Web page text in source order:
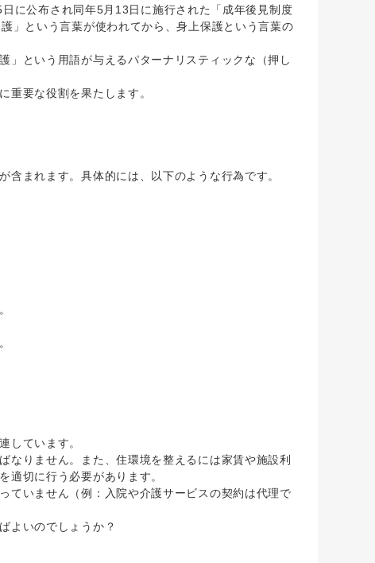
に公布され同年5月13日に施行された「成年後見制度
」という言葉が使われてから、身上保護という言葉の
という用語が与えるパターナリスティックな（押し
要な役割を果たします。
まれます。具体的には、以下のような行為です。
しています。
りません。また、住環境を整えるには家賃や施設利
適切に行う必要があります。
いません（例：入院や介護サービスの契約は代理で
よいのでしょうか？